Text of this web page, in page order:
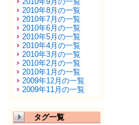
2010年8月の一覧
2010年7月の一覧
2010年6月の一覧
2010年5月の一覧
2010年4月の一覧
2010年3月の一覧
2010年2月の一覧
2010年1月の一覧
2009年12月の一覧
2009年11月の一覧
タグ一覧